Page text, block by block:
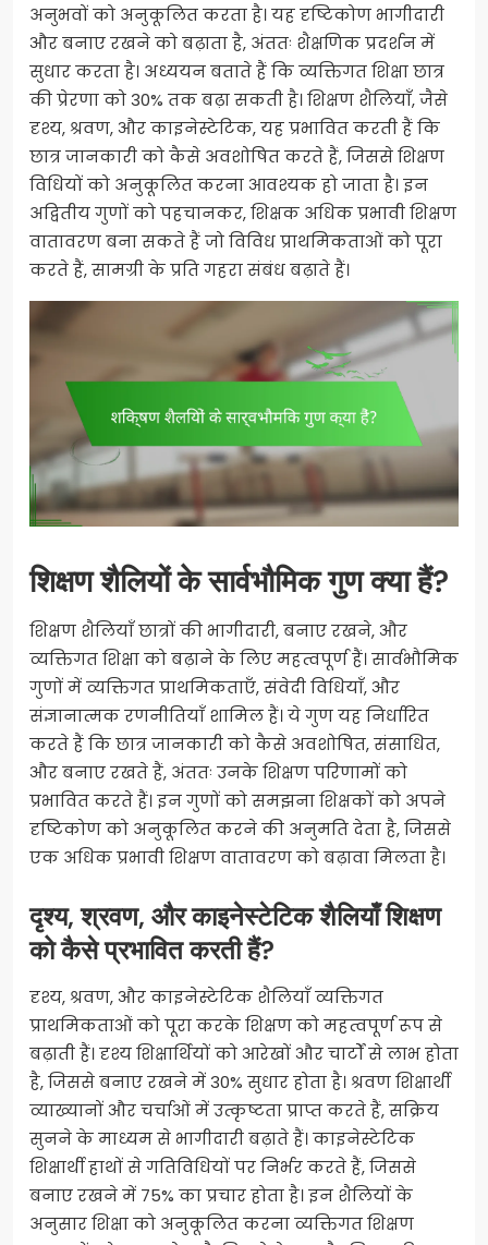
अनुभवों को अनुकूलित करता है। यह दृष्टिकोण भागीदारी
और बनाए रखने को बढ़ाता है, अंततः शैक्षणिक प्रदर्शन में
सुधार करता है। अध्ययन बताते हैं कि व्यक्तिगत शिक्षा छात्र
की प्रेरणा को 30% तक बढ़ा सकती है। शिक्षण शैलियाँ, जैसे
दृश्य, श्रवण, और काइनेस्टेटिक, यह प्रभावित करती हैं कि
छात्र जानकारी को कैसे अवशोषित करते हैं, जिससे शिक्षण
विधियों को अनुकूलित करना आवश्यक हो जाता है। इन
अद्वितीय गुणों को पहचानकर, शिक्षक अधिक प्रभावी शिक्षण
वातावरण बना सकते हैं जो विविध प्राथमिकताओं को पूरा
करते हैं, सामग्री के प्रति गहरा संबंध बढ़ाते हैं।
शिक्षण शैलियों के सार्वभौमिक गुण क्या हैं?
शिक्षण शैलियाँ छात्रों की भागीदारी, बनाए रखने, और
व्यक्तिगत शिक्षा को बढ़ाने के लिए महत्वपूर्ण हैं। सार्वभौमिक
गुणों में व्यक्तिगत प्राथमिकताएँ, संवेदी विधियाँ, और
संज्ञानात्मक रणनीतियाँ शामिल हैं। ये गुण यह निर्धारित
करते हैं कि छात्र जानकारी को कैसे अवशोषित, संसाधित,
और बनाए रखते हैं, अंततः उनके शिक्षण परिणामों को
प्रभावित करते हैं। इन गुणों को समझना शिक्षकों को अपने
दृष्टिकोण को अनुकूलित करने की अनुमति देता है, जिससे
एक अधिक प्रभावी शिक्षण वातावरण को बढ़ावा मिलता है।
दृश्य, श्रवण, और काइनेस्टेटिक शैलियाँ शिक्षण
को कैसे प्रभावित करती हैं?
दृश्य, श्रवण, और काइनेस्टेटिक शैलियाँ व्यक्तिगत
प्राथमिकताओं को पूरा करके शिक्षण को महत्वपूर्ण रूप से
बढ़ाती हैं। दृश्य शिक्षार्थियों को आरेखों और चार्टों से लाभ होता
है, जिससे बनाए रखने में 30% सुधार होता है। श्रवण शिक्षार्थी
व्याख्यानों और चर्चाओं में उत्कृष्टता प्राप्त करते हैं, सक्रिय
सुनने के माध्यम से भागीदारी बढ़ाते हैं। काइनेस्टेटिक
शिक्षार्थी हाथों से गतिविधियों पर निर्भर करते हैं, जिससे
बनाए रखने में 75% का प्रचार होता है। इन शैलियों के
अनुसार शिक्षा को अनुकूलित करना व्यक्तिगत शिक्षण